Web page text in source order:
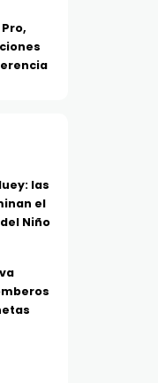
se suma a los
de Mercado
buenísimos
las
el
Niño